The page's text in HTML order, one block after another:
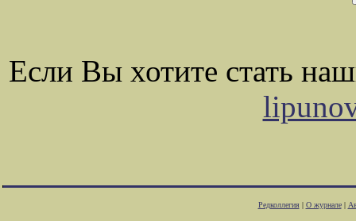
Если Вы хотите стать
Редколлегия| О журнале|